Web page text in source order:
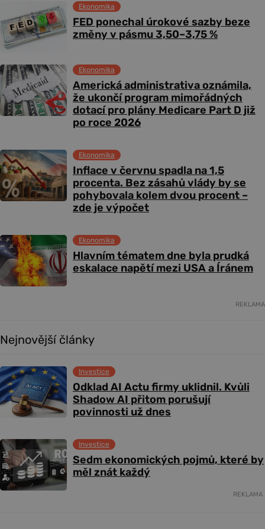
FED ponechal úrokové sazby beze
změny v pásmu 3,50–3,75 %
Ekonomika
Americká administrativa oznámila,
že ukončí program mimořádných
dotací pro plány Medicare Part D již
po roce 2026
Ekonomika
Inflace v červnu spadla na 1,5
procenta. Bez zásahů vlády by se
pohybovala kolem dvou procent –
zde je výpočet
Ekonomika
Hlavním tématem dne byla prudká
eskalace napětí mezi USA a Íránem
Ekonomika
REKLAMA
Nejnovější články
Odklad AI Actu firmy uklidnil. Kvůli
Shadow AI přitom porušují
povinnosti už dnes
Investice
Sedm ekonomických pojmů, které by
měl znát každý
Investice
REKLAMA